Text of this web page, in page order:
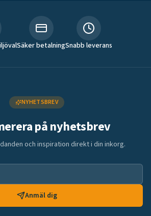
Säker betalningSnabb leverans
NYHETSBREV
på nyhetsbrev
och inspiration direkt i din inkorg.
Anmäl dig